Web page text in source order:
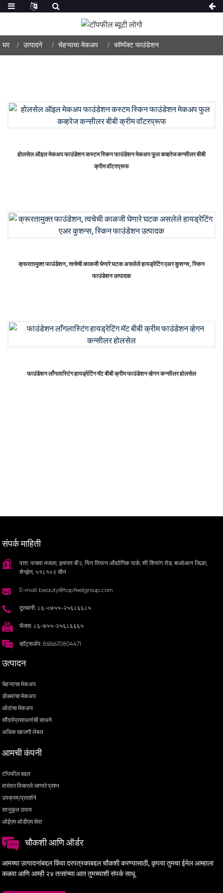
घर उत्पादने चेहऱ्याचा मेकअप कॉम्पॅक्ट फाउंडेशन
होलसेल ऑइल मेकअप फाउंडेशन कस्टम स्किन फाउंडेशन मेकअप फुल कव्हरेज कन्सीलर बीबी
क्रीम वॉटरप्रूफ
क्रूरतामुक्त फाउंडेशन, त्वचेची काळजी घेणारे घटक असलेले हायड्रेटिंग एअर कुशन्स, स्किन
फाउंडेशन उत्पादक
फाउंडेशन लाँगलास्टिंग हायड्रेटिंग मॅट बीबी क्रीम फाउंडेशन व्हेगन कन्सीलर होलसेल
संपर्क माहिती
पत्ता: पाचवा मजला, इमारत बी२, यिन तियान औद्योगिक पार्क, शी शियांग रोड, बाओआन जिल्हा,
शेन्झेन, ५१८१०२ चीन
E-mail: beauty@topfeelgroup.com
दूरध्वनी: ८६-०७५५-२५६८६६८५
फॅक्स: ८६-७५५-२५६८६६६५
व्हॉट्सॲप: 8616670804471
उत्पादन
चेहऱ्याचा मेकअप
डोळ्यांचा मेकअप
ओठांचा मेकअप
सौंदर्यप्रसाधनांची साधने
अधिक खाजगी लेबल
आमची कंपनी
टॉपफील बद्दल
वारंवार विचारले जाणारे प्रश्न
उपक्रम/प्रदर्शने
सानुकूल उपाय
ओईएम ओडीएम सेवा
चौकशी आणि ऑर्डर
आमच्या उत्पादनांबद्दल किंवा दरपत्रकाबद्दल चौकशी करण्यासाठी, कृपया तुमचा ईमेल आम्हाला
कळवा आणि आम्ही २४ तासांच्या आत तुमच्याशी संपर्क साधू.